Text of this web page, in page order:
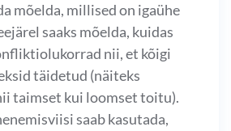
mõelda, millised on igaühe
saaks mõelda, kuidas
nii, et kõigi
täidetud (näiteks
taimset kui loomset toitu).
saab kasutada,